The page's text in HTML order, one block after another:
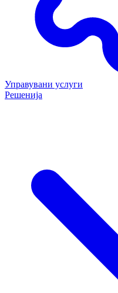
Управувани услуги
Решенија